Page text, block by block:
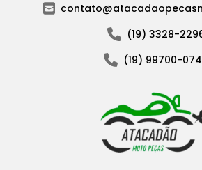
(19) 3328-
(19) 99700-